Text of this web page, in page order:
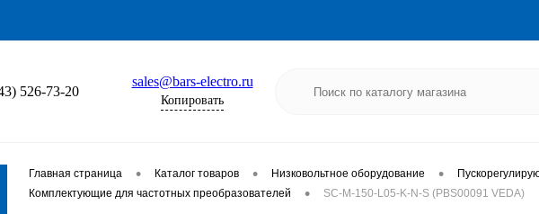
526-73-20
sales@bars-electro.ru
Копировать
Главная страница • Каталог товаров • Низковольтное оборудование •
Комплектующие для частотных преобразователей • SC-M-150-L05-K-N-S (PBS00091 VEDA)